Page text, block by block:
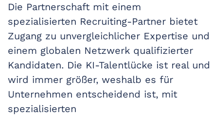
Die Partnerschaft mit einem
spezialisierten Recruiting-Partner bietet
Zugang zu unvergleichlicher Expertise und
einem globalen Netzwerk qualifizierter
Kandidaten. Die KI-Talentlücke ist real und
wird immer größer, weshalb es für
Unternehmen entscheidend ist, mit
spezialisierten